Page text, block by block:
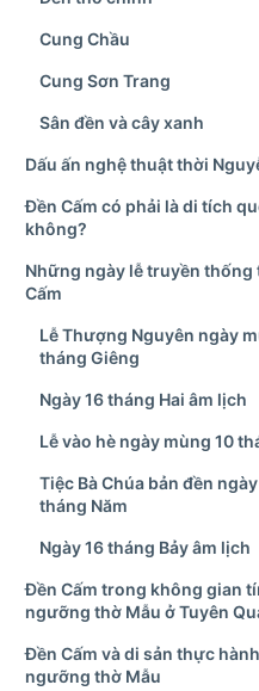
nhỏ, Đền Cấm đã
rộng. Diện mạo hiện
giữa tín ngưỡng bản
Mẫu và nhu cầu sinh
đồng đương đại. Khi
biệt rõ những dữ kiện
truyền thuyết về Bà
trăn được lưu truyền
Tổng quan về
Quang
Nội dung
Tên gọi phổ biến
Địa chỉ hiện nay
Địa chỉ trước sắp xếp
Tên xóm cũ hơn
Cung Chầu
Cung Sơn Trang
Sân đền và cây xanh
Dấu ấn nghệ thuật thời
Đền Cấm có phải là di tích
không?
Những ngày lễ truyền thống
Cấm
Lễ Thượng Nguyên ngày
tháng Giêng
Ngày 16 tháng Hai âm lịch
Lễ vào hè ngày mùng 10
Tiệc Bà Chúa bản đền
tháng Năm
Ngày 16 tháng Bảy âm lịch
Đền Cấm trong không gian
ngưỡng thờ Mẫu ở Tuyên
Đền Cấm và di sản thực
ngưỡng thờ Mẫu